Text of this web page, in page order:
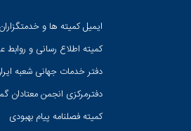
ایمیل کمیته ها و خدمتگزاران
کميته اطلاع رسانی و روابط
دفتر خدمات جهانی شعبه
دفترمرکزی انجمن معتادان
کمیته فصلنامه پیام بهبودی